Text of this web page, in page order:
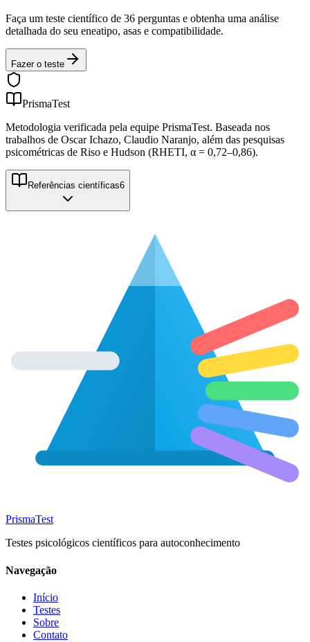
Faça um teste científico de 36 perguntas e obtenha uma análise
detalhada do seu eneatipo, asas e compatibilidade.
Fazer o teste
PrismaTest
Metodologia verificada pela equipe PrismaTest. Baseada nos
trabalhos de Oscar Ichazo, Claudio Naranjo, além das pesquisas
psicométricas de Riso e Hudson (RHETI, α = 0,72–0,86).
Referências científicas6
PrismaTest
Testes psicológicos científicos para autoconhecimento
Navegação
Início
Testes
Sobre
Contato